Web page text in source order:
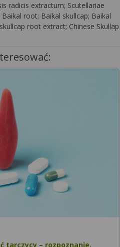
radicis extractum; Scutellariae
root; Baikal skullcap; Baikal
root extract; Chinese Skullap
tarczycy – rozpoznanie,